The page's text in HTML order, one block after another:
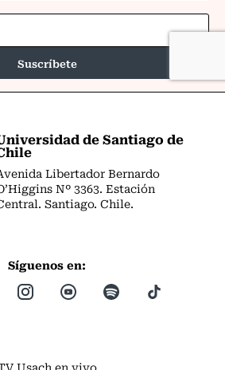
de Santiago de
Libertador Bernardo
Nº 3363. Estación
Santiago. Chile.
Síguenos en: